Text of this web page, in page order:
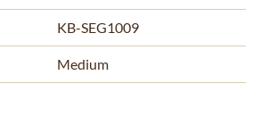
KB-SEG1009
Medium